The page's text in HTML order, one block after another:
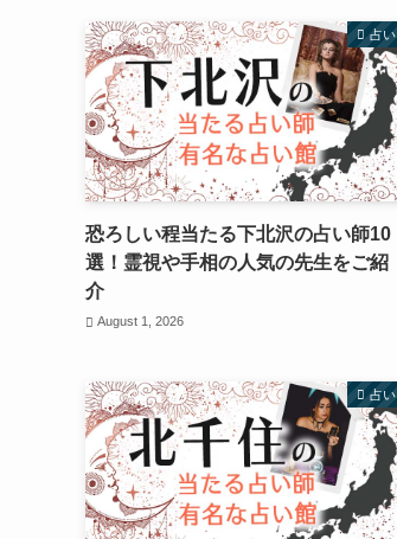
占い
恐ろしい程当たる下北沢の占い師10
選！霊視や手相の人気の先生をご紹
介
August 1, 2026
占い